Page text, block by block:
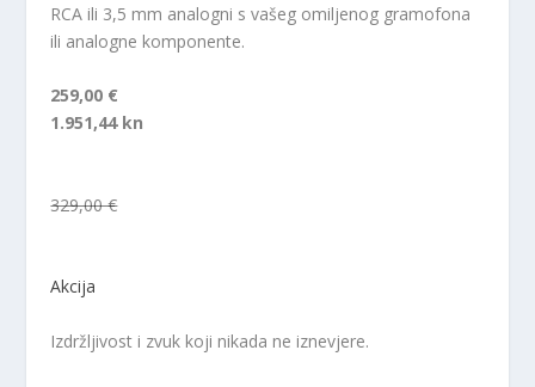
RCA ili 3,5 mm analogni s vašeg omiljenog gramofona
ili analogne komponente.
259,00 €
1.951,44 kn
329,00 €
Akcija
Izdržljivost i zvuk koji nikada ne iznevjere.